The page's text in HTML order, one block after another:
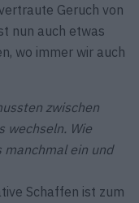
Geruch von
nun auch etwas
wo immer wir auch
zwischen
wechseln. Wie
manchmal ein und
Schaffen ist zum